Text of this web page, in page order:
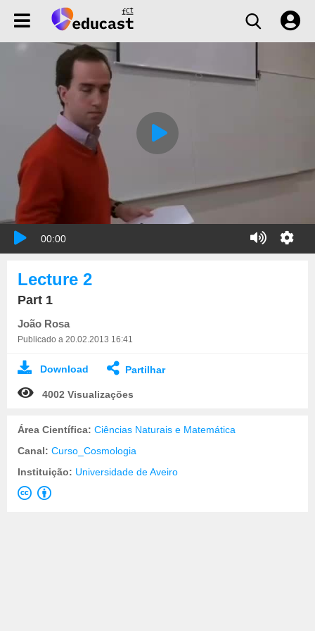
00:00
Lecture 2
Part 1
João Rosa
Publicado a 20.02.2013 16:41
Download Partilhar
4002 Visualizações
Área Científica: Ciências Naturais e Matemática
Canal: Curso_Cosmologia
Instituição: Universidade de Aveiro